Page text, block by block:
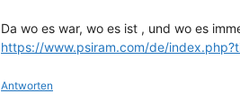
Da wo es war, wo es ist , und wo es
https://www.psiram.com/de/
Antworten